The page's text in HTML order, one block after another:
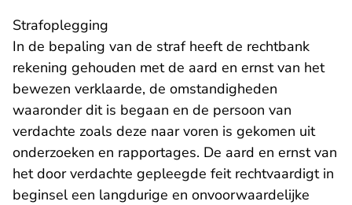
Strafoplegging
In de bepaling van de straf heeft de rechtbank
rekening gehouden met de aard en ernst van het
bewezen verklaarde, de omstandigheden
waaronder dit is begaan en de persoon van
verdachte zoals deze naar voren is gekomen uit
onderzoeken en rapportages. De aard en ernst van
het door verdachte gepleegde feit rechtvaardigt in
beginsel een langdurige en onvoorwaardelijke